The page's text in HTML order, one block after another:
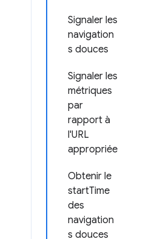
Signaler les
navigation
s douces
Signaler les
métriques
par
rapport à
l'URL
appropriée
Obtenir le
startTime
des
navigation
s douces